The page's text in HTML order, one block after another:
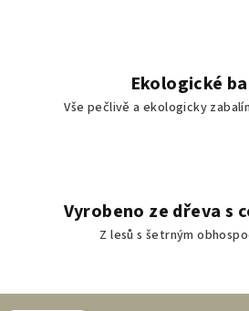
Ekologické
Vše pečlivě a ekologicky
Vyrobeno ze dřeva s
Z lesů s šetrným